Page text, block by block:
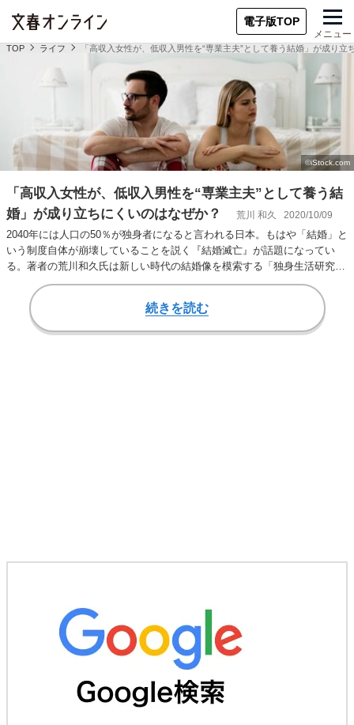
電子版TOP
メニュー
TOP ライフ 「高収入女性が、低収入男性を“専業主夫”として養う結婚」が成り立
「高収入女性が、低収入男性を“専業主夫”として養う結
婚」が成り立ちにくいのはなぜか？
荒川 和久 2020/10/09
2040年には人口の50％が独身者になると言われる日本。もはや「結婚」と
いう制度自体が崩壊していることを説く『結婚滅亡』が話題になってい
る。著者の荒川和久氏は新しい時代の結婚像を模索する「独身生活研究
者」でもある。…
続きを読む